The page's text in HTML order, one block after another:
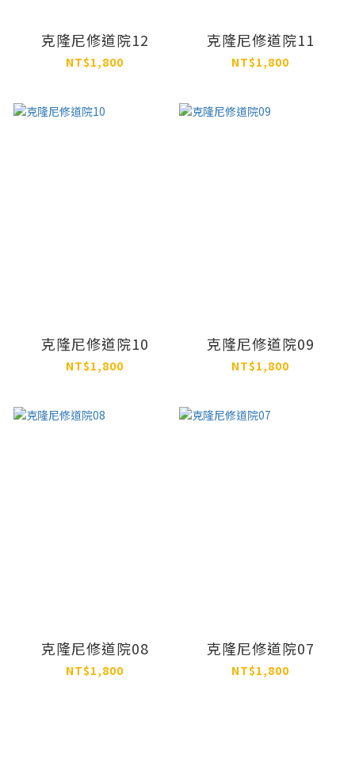
克隆尼修道院12
NT$1,800
克隆尼修道院11
NT$1,800
克隆尼修道院10
NT$1,800
克隆尼修道院09
NT$1,800
克隆尼修道院08
NT$1,800
克隆尼修道院07
NT$1,800